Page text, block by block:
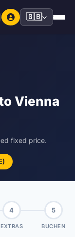
🇬🇧
Vienna
fixed price.
4
EXTRAS
5
BUCHEN